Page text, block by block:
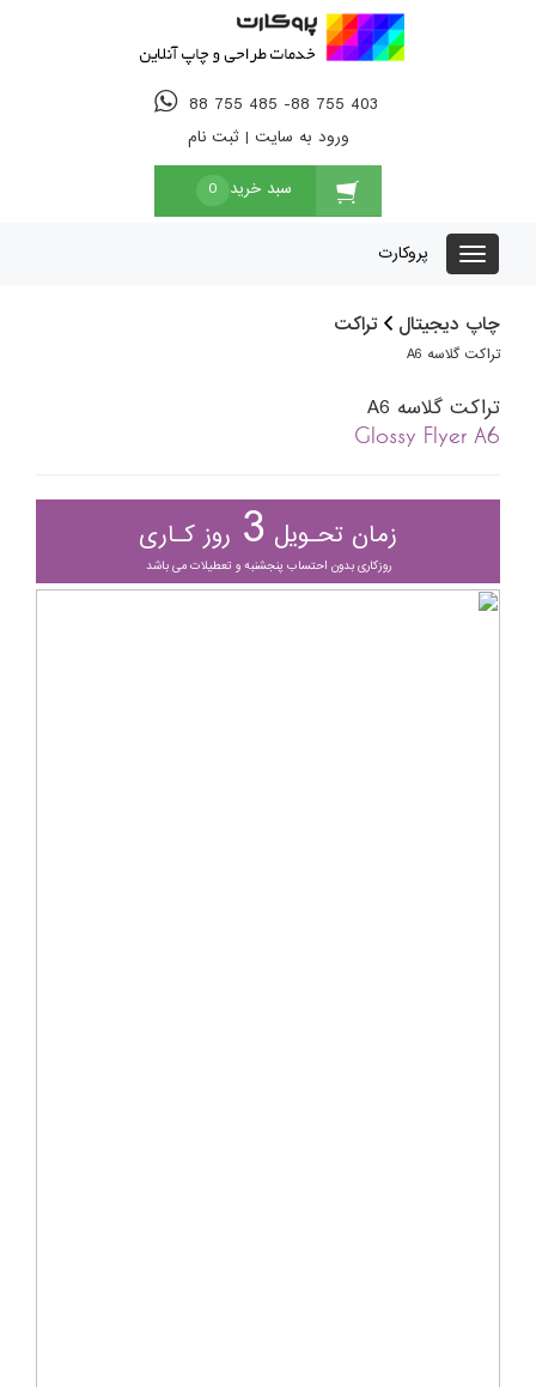
88 755 485 -88 755 403
ورود به سایت |ثبت نام
سبد خرید 0
پروکارت
چاپ دیجیتال تراکت
تراکت گلاسه A6
تراکت گلاسه A6
Glossy Flyer A6
زمان تحـویل 3 روز کـاری
روزکاری بدون احتساب پنجشنبه و تعطیلات می باشد